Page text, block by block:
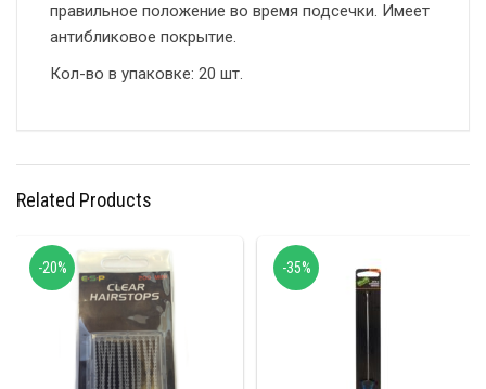
правильное положение во время подсечки. Имеет
антибликовое покрытие.
Кол-во в упаковке: 20 шт.
Related Products
-20% -35%